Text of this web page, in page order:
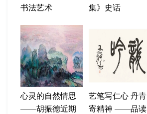
书法艺术
集》史话
心灵的自然情思
——胡振德近期
艺笔写仁心 丹青
寄精神 ——品读